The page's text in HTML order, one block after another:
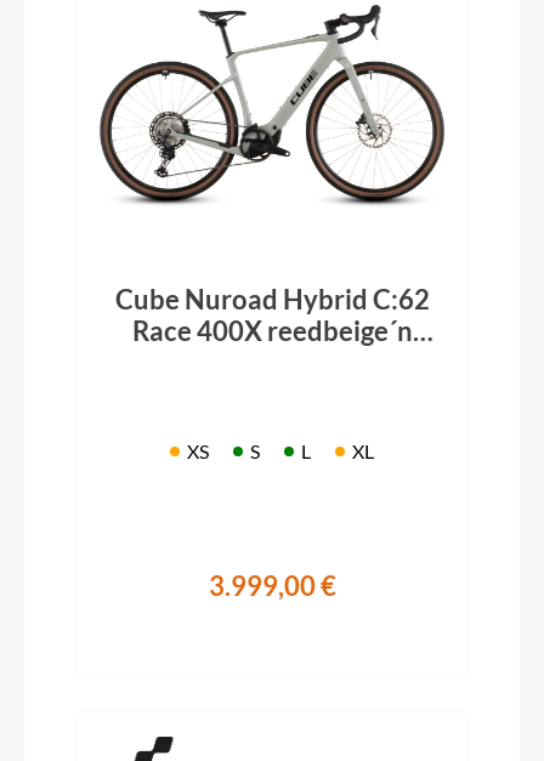
Cube Nuroad Hybrid C:62
Race 400X reedbeige´n
XS S L XL
3.999,00 €